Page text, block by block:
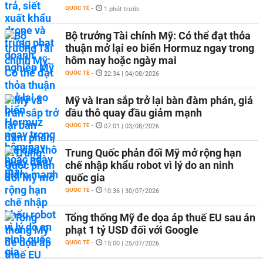
QUỐC TẾ - 1 phút trước
Bộ trưởng Tài chính Mỹ: Có thể đạt thỏa
thuận mở lại eo biển Hormuz ngay trong
hôm nay hoặc ngày mai
QUỐC TẾ - 22:34 | 04/08/2026
Mỹ và Iran sắp trở lại bàn đàm phán, giá
dầu thô quay đầu giảm mạnh
QUỐC TẾ - 07:01 | 03/08/2026
Trung Quốc phản đối Mỹ mở rộng hạn
chế nhập khẩu robot vì lý do an ninh
quốc gia
QUỐC TẾ - 10:36 | 30/07/2026
Tổng thống Mỹ đe dọa áp thuế EU sau án
phạt 1 tỷ USD đối với Google
QUỐC TẾ - 15:00 | 25/07/2026